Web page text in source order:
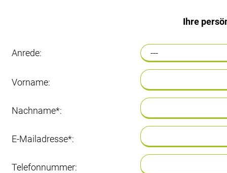
Ihre
Anrede:
Vorname:
Nachname*:
E-Mailadresse*:
Telefonnummer: